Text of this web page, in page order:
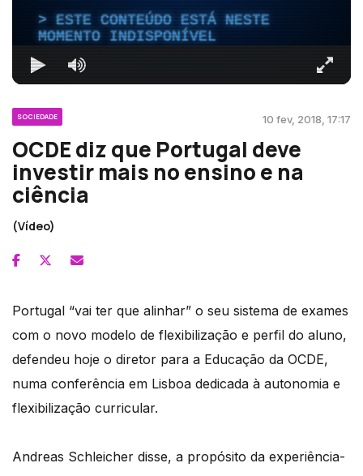
ESTE CONTEÚDO ESTÁ NESTE
MOMENTO INDISPONÍVEL
SOCIEDADE 10 fev, 2018, 17:17
OCDE diz que Portugal deve
investir mais no ensino e na
ciência
(Vídeo)
Portugal “vai ter que alinhar” o seu sistema de exames
com o novo modelo de flexibilização e perfil do aluno,
defendeu hoje o diretor para a Educação da OCDE,
numa conferência em Lisboa dedicada à autonomia e
flexibilização curricular.
Andreas Schleicher disse, a propósito da experiência-